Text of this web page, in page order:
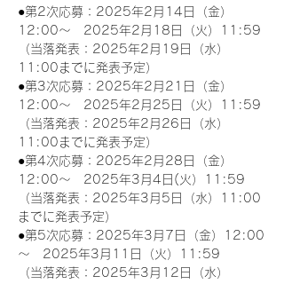
●第2次応募：2025年2月14日（金）
12:00～　2025年2月18日（火）11:59
（当落発表：2025年2月19日（水）
11:00までに発表予定）
●第3次応募：2025年2月21日（金）
12:00～　2025年2月25日（火）11:59
（当落発表：2025年2月26日（水）
11:00までに発表予定）
●第4次応募：2025年2月28日（金）
12:00～　2025年3月4日(火）11:59
（当落発表：2025年3月5日（水）11:00
までに発表予定）
●第5次応募：2025年3月7日（金）12:00
～　2025年3月11日（火）11:59
（当落発表：2025年3月12日（水）